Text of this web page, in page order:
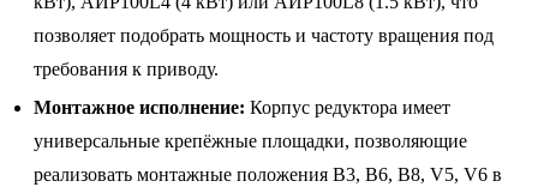
позволяет подобрать мощность и частоту вращения под
требования к приводу.
Монтажное исполнение: Корпус редуктора имеет
универсальные крепёжные площадки, позволяющие
реализовать монтажные положения B3, B6, B8, V5, V6 в